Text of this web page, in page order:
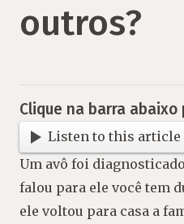
outros?
Clique na barra
Listen to this article
Um avô foi
falou para ele você tem
ele voltou para casa a